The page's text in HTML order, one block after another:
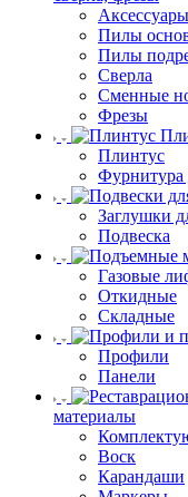
Аксессуары
Пилы
Пилы
Сверла
Сменные
Фрезы
Плинтус
Фурнитура
Заглушки
Подвеска
Газовые
Откидные
Складные
Профили
Панели
материалы
Воск
Карандаши